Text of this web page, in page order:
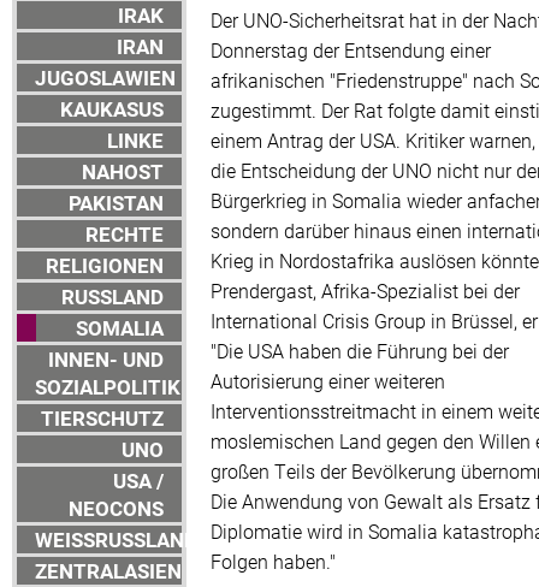
IRAK
IRAN
JUGOSLAWIEN
KAUKASUS
LINKE
NAHOST
PAKISTAN
RECHTE
RELIGIONEN
RUSSLAND
SOMALIA
INNEN- UND
SOZIALPOLITIK
TIERSCHUTZ
UNO
USA /
NEOCONS
WEISSRUSSLAND
ZENTRALASIEN
Der UNO-Sicherheitsrat hat in der
Donnerstag der Entsendung einer
afrikanischen "Friedenstruppe" nach
zugestimmt. Der Rat folgte damit
einem Antrag der USA. Kritiker
die Entscheidung der UNO nicht nur
Bürgerkrieg in Somalia wieder
sondern darüber hinaus einen
Krieg in Nordostafrika auslösen
Prendergast, Afrika-Spezialist bei der
International Crisis Group in Brüssel,
"Die USA haben die Führung bei der
Autorisierung einer weiteren
Interventionsstreitmacht in einem
moslemischen Land gegen den Willen
großen Teils der Bevölkerung
Die Anwendung von Gewalt als Ersatz
Diplomatie wird in Somalia
Folgen haben."